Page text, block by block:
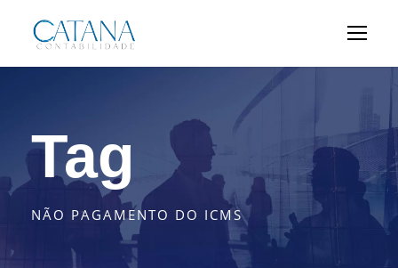
Tag
NÃO PAGAMENTO DO ICMS